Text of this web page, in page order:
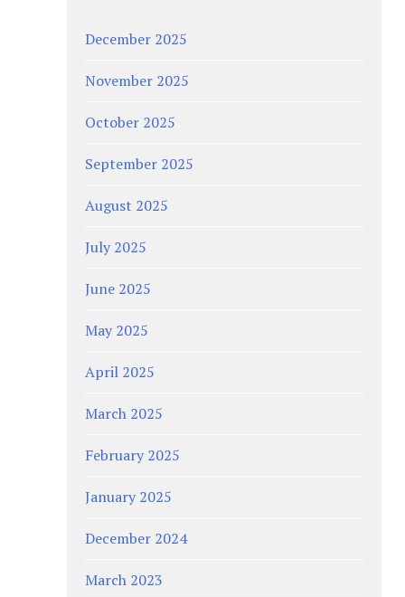
December 2025
November 2025
October 2025
September 2025
August 2025
July 2025
June 2025
May 2025
April 2025
March 2025
February 2025
January 2025
December 2024
March 2023